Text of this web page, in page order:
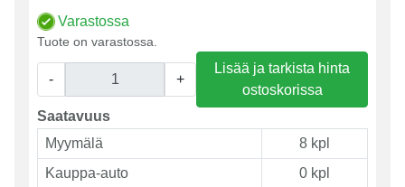
Varastossa
Tuote on varastossa.
- +
Lisää ja tarkista hinta
ostoskorissa
Saatavuus
Myymälä
8 kpl
Kauppa-auto
0 kpl